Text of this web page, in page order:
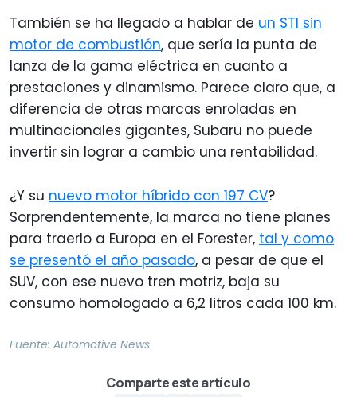
También se ha llegado a hablar de un STI sin
motor de combustión, que sería la punta de
lanza de la gama eléctrica en cuanto a
prestaciones y dinamismo. Parece claro que, a
diferencia de otras marcas enroladas en
multinacionales gigantes, Subaru no puede
invertir sin lograr a cambio una rentabilidad.
¿Y su nuevo motor híbrido con 197 CV?
Sorprendentemente, la marca no tiene planes
para traerlo a Europa en el Forester, tal y como
se presentó el año pasado, a pesar de que el
SUV, con ese nuevo tren motriz, baja su
consumo homologado a 6,2 litros cada 100 km.
Fuente: Automotive News
Comparte este artículo